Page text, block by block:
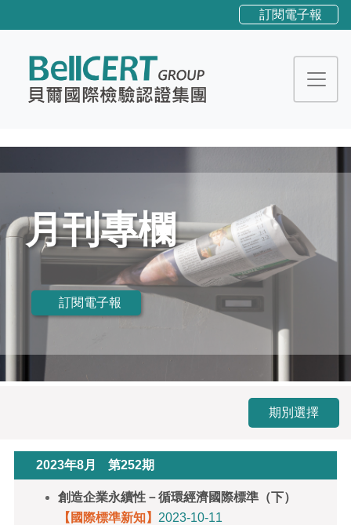
訂閱電子報
月刊專欄
訂閱電子報
期別選擇
2023年8月 第252期
創造企業永續性－循環經濟國際標準（下）
【國際標準新知】 2023-10-11